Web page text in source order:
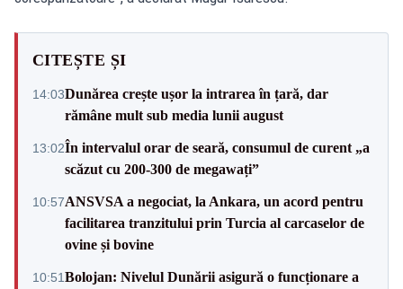
CITEȘTE ȘI
14:03Dunărea crește ușor la intrarea în țară, dar
rămâne mult sub media lunii august
13:02În intervalul orar de seară, consumul de curent „a
scăzut cu 200-300 de megawați”
10:57ANSVSA a negociat, la Ankara, un acord pentru
facilitarea tranzitului prin Turcia al carcaselor de
ovine și bovine
10:51Bolojan: Nivelul Dunării asigură o funcționare a